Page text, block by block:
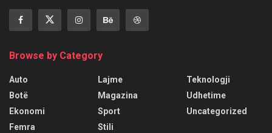
Browse by Category
Auto
Botë
Ekonomi
Femra
Lajme
Magazina
Sport
Stili
Teknologji
Udhetime
Uncategorized